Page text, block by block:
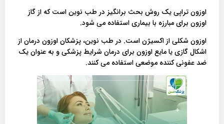
اوزون تراپی یک روش بحث برانگیز در طب نوین است که از گاز
اوزون برای مبارزه با بیماری استفاده می شود.
اوزون شکلی از اکسیژن است. در طب نوین، پزشکان اوزون درمان از
اشکال گازی یا مایع اوزون برای درمان شرایط پزشکی و به عنوان یک
ضد عفونی کننده موضعی استفاده می کنند.